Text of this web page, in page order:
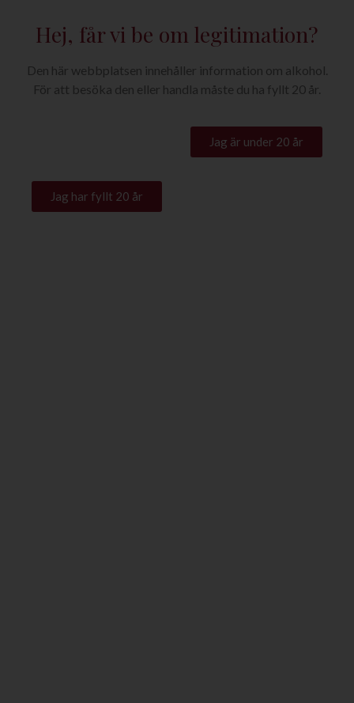
Hej, får vi be om legitimation?
Den här webbplatsen innehåller information om alkohol.
För att besöka den eller handla måste du ha fyllt 20 år.
Jag är under 20 år
Jag har fyllt 20 år